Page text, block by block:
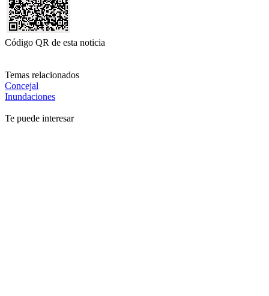
Código QR de esta noticia
Temas relacionados
Concejal
Inundaciones
Te puede interesar